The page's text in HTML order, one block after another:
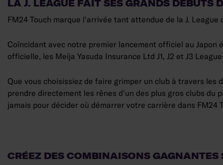
LA J. LEAGUE FAIT SES GRANDS DÉBUTS
FM24 Touch marque l'arrivée tant attendue de la J.
Coïncidant avec notre premier lancement officiel au Japon
officielle, les Meija Yasuda Insurance Ltd J1, J2 et J3
Que vous choisissiez de faire grimper un club à travers
prendre directement les rênes d'un des plus gros clubs du
jamais pour décider où démarrer votre carrière dans FM24
CRÉEZ DES COMBINAISONS GAGNANTES